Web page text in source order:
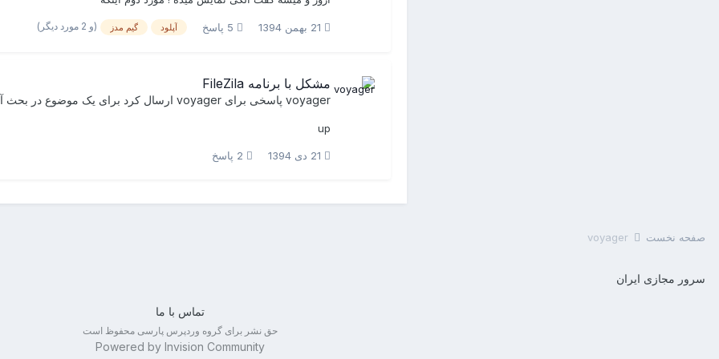
21 بهمن 1394 آپلود گیم مدز (و 2 مورد دیگر)
مشکل با برنامه FileZila
voyager پاسخی برای voyager ارسال کرد برای یک موضوع در بحث
up
21 دی 1394
صفحه نخست voyager
سرور مجازی ایران
تماس با ما
حق نشر برای گروه وردپرس پارسی محفوظ است
Powered by Invision Community